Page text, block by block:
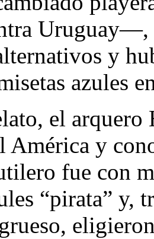
Uruguay—,
y
azules
el
América y
fue con
“pirata” y,